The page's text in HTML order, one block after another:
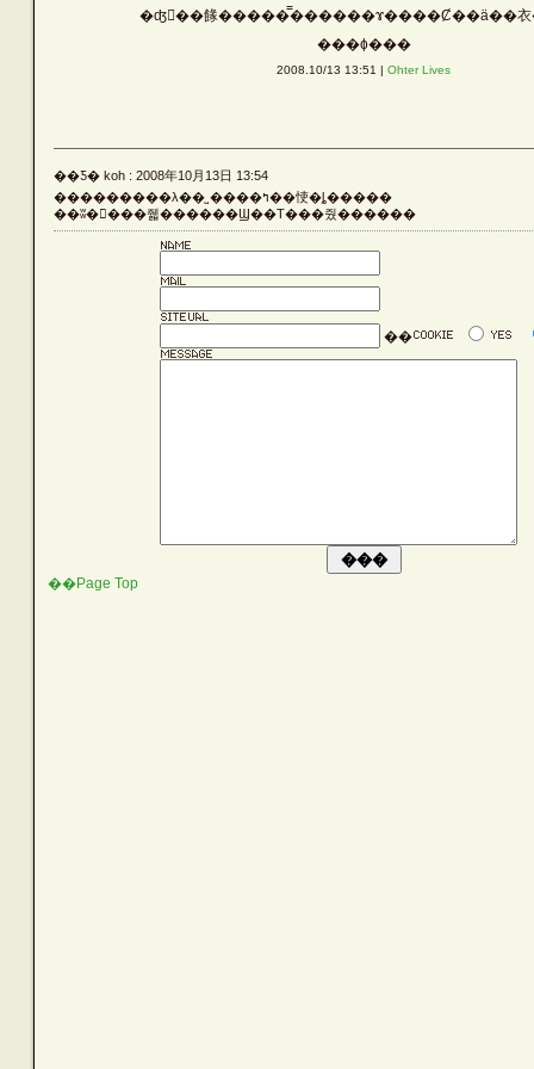
�ʤ󤫥��餯�����̿������ɤ����Ȼ��ä��
���ɸ���
2008.10/13 13:51 | Ohter Lives
��Ƽ� koh : 2008年10月13日 13:54
���������λ��֤˼����ߤ��㤦�ȴ�����
��ʬ�򤫤���줿������Ϣ��Τ���줬������
��
Vehicle
Rust
Others
��Page Top